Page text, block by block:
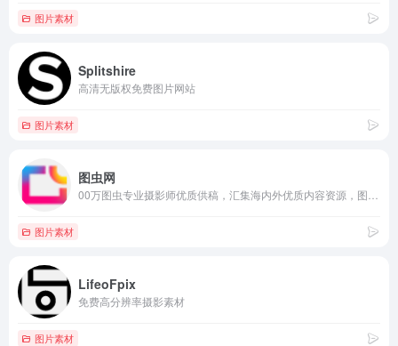
图片素材
Splitshire
高清无版权免费图片网站
图片素材
图虫网
图片素材
LifeoFpix
免费高分辨率摄影素材
图片素材